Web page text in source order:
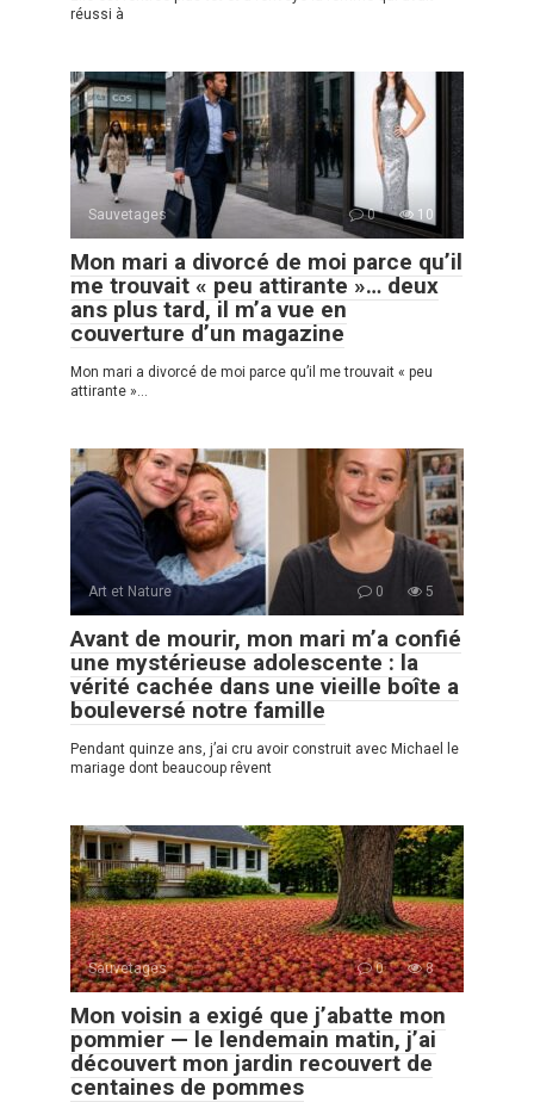
réussi à
Sauvetages 0 10
Mon mari a divorcé de moi parce qu’il
me trouvait « peu attirante »… deux
ans plus tard, il m’a vue en
couverture d’un magazine
Mon mari a divorcé de moi parce qu’il me trouvait « peu
attirante »…
Art et Nature 0 5
Avant de mourir, mon mari m’a confié
une mystérieuse adolescente : la
vérité cachée dans une vieille boîte a
bouleversé notre famille
Pendant quinze ans, j’ai cru avoir construit avec Michael le
mariage dont beaucoup rêvent
Sauvetages 0 8
Mon voisin a exigé que j’abatte mon
pommier — le lendemain matin, j’ai
découvert mon jardin recouvert de
centaines de pommes